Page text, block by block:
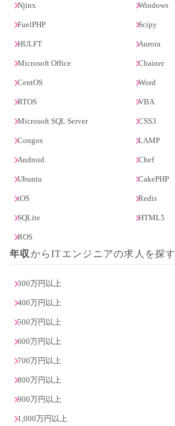
Njinx Windows
FuelPHP Scipy
HULFT Aurora
Microsoft Office Chainer
CentOS Word
RTOS VBA
Microsoft SQL Server CSS3
Congos LAMP
Android Chef
Ubuntu CakePHP
iOS Redis
SQLite HTML5
ROS
年収 からITエンジニアの求人を探す
300万円以上
400万円以上
500万円以上
600万円以上
700万円以上
800万円以上
900万円以上
1,000万円以上